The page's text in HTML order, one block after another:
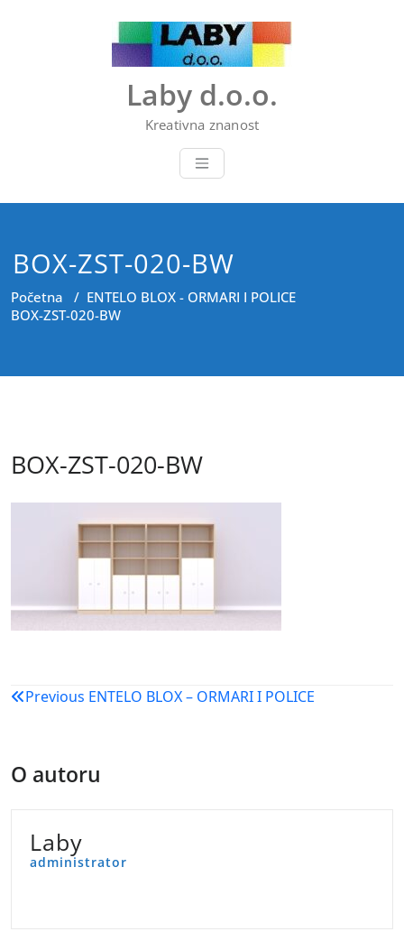
Laby d.o.o.
Kreativna znanost
BOX-ZST-020-BW
Početna / ENTELO BLOX - ORMARI I POLICE
BOX-ZST-020-BW
BOX-ZST-020-BW
Navigacija
Previous ENTELO BLOX – ORMARI I POLICE
O autoru
Laby
administrator